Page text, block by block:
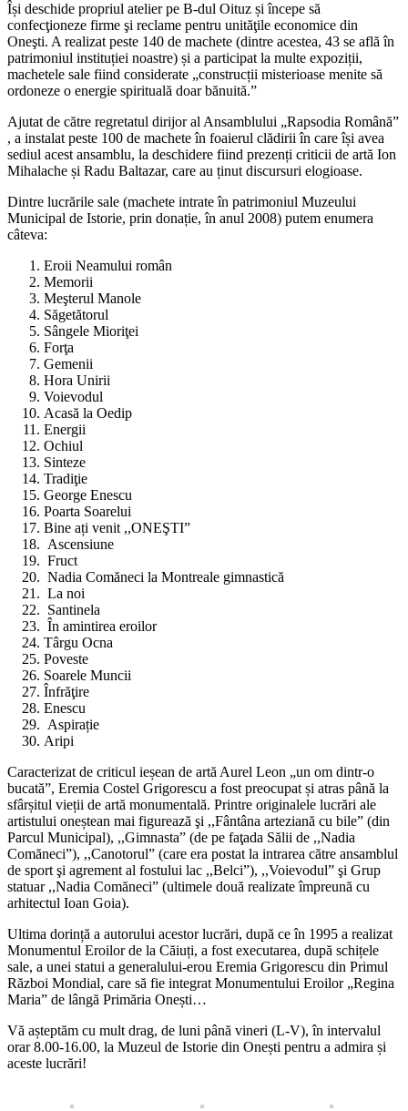
Își deschide propriul atelier pe B-dul Oituz și începe să
confecţioneze firme şi reclame pentru unităţile economice din
Oneşti. A realizat peste 140 de machete (dintre acestea, 43 se află în
patrimoniul instituției noastre) și a participat la multe expoziții,
machetele sale fiind considerate „construcții misterioase menite să
ordoneze o energie spirituală doar bănuită.”
Ajutat de către regretatul dirijor al Ansamblului „Rapsodia Română”
, a instalat peste 100 de machete în foaierul clădirii în care își avea
sediul acest ansamblu, la deschidere fiind prezenți criticii de artă Ion
Mihalache și Radu Baltazar, care au ținut discursuri elogioase.
Dintre lucrările sale (machete intrate în patrimoniul Muzeului
Municipal de Istorie, prin donație, în anul 2008) putem enumera
câteva:
Eroii Neamului român
Memorii
Meşterul Manole
Săgetătorul
Sângele Mioriţei
Forţa
Gemenii
Hora Unirii
Voievodul
Acasă la Oedip
Energii
Ochiul
Sinteze
Tradiţie
George Enescu
Poarta Soarelui
Bine ați venit ,,ONEŞTI”
Ascensiune
Fruct
Nadia Comăneci la Montreale gimnastică
La noi
Santinela
În amintirea eroilor
Târgu Ocna
Poveste
Soarele Muncii
Înfrăţire
Enescu
Aspirație
Aripi
Caracterizat de criticul ieșean de artă Aurel Leon „un om dintr-o
bucată”, Eremia Costel Grigorescu a fost preocupat și atras până la
sfârșitul vieții de artă monumentală. Printre originalele lucrări ale
artistului oneștean mai figurează şi ,,Fântâna arteziană cu bile” (din
Parcul Municipal), ,,Gimnasta” (de pe faţada Sălii de ,,Nadia
Comăneci”), ,,Canotorul” (care era postat la intrarea către ansamblul
de sport şi agrement al fostului lac ,,Belci”), ,,Voievodul” şi Grup
statuar ,,Nadia Comăneci” (ultimele două realizate împreună cu
arhitectul Ioan Goia).
Ultima dorință a autorului acestor lucrări, după ce în 1995 a realizat
Monumentul Eroilor de la Căiuți, a fost executarea, după schițele
sale, a unei statui a generalului-erou Eremia Grigorescu din Primul
Război Mondial, care să fie integrat Monumentului Eroilor „Regina
Maria” de lângă Primăria Onești…
Vă așteptăm cu mult drag, de luni până vineri (L-V), în intervalul
orar 8.00-16.00, la Muzeul de Istorie din Onești pentru a admira și
aceste lucrări!